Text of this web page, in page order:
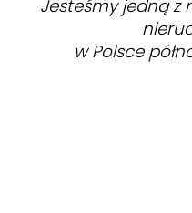
Jesteśmy jedną z
w Polsce